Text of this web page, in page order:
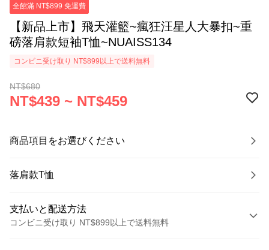
全館滿 NT$899 免運費
【新品上市】飛天灌籃~瘋狂汪星人大暴扣~重
磅落肩款短袖T恤~NUAISS134
コンビニ受け取り NT$899以上で送料無料
NT$680
NT$439 ~ NT$459
商品項目をお選びください
落肩款T恤
支払いと配送方法
コンビニ受け取り NT$899以上で送料無料